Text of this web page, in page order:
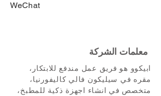
WeChat
معلمات الشركة
ابيكوو هو فريق عمل مندفع للابتكار،
مقره في سيليكون فالي كاليفورنيا،
متخصص في انشاء اجهزة ذكية للمطبخ،